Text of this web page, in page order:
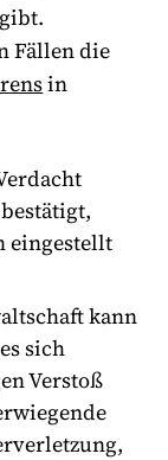
Fällen die
in
eingestellt
kann
sich
Verstoß